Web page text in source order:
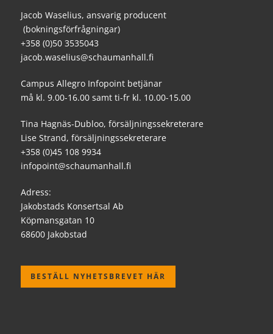
Jacob Waselius, ansvarig producent
(bokningsförfrågningar)
+358 (0)50 3535043
jacob.waselius@schaumanhall.fi
Campus Allegro Infopoint betjänar
må kl. 9.00-16.00 samt ti-fr kl. 10.00-15.00
Tina Hagnäs-Dubloo, försäljningssekreterare
Lise Strand, försäljningssekreterare
+358 (0)45 108 9934
infopoint@schaumanhall.fi
Adress:
Jakobstads Konsertsal Ab
Köpmansgatan 10
68600 Jakobstad
BESTÄLL NYHETSBREVET HÄR